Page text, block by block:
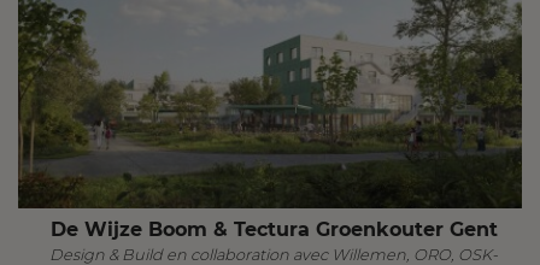
De Wijze Boom & Tectura Groenkouter Gent
Design & Build en collaboration avec Willemen, ORO, OSK-